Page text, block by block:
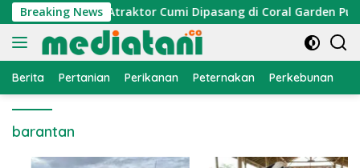
Langsung
ke
konten
Breaking News
Nelayan, Atraktor Cumi Dipasang di Coral Garden Pulau
Berita Pertanian Perikanan Peternakan Perkebunan
barantan